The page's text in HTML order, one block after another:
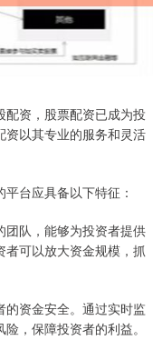
配资，股票配资已成为投
资以其专业的服务和灵活
台应具备以下特征：
团队，能够为投资者提供
可以放大资金规模，抓
资金安全。通过实时监
，保障投资者的利益。